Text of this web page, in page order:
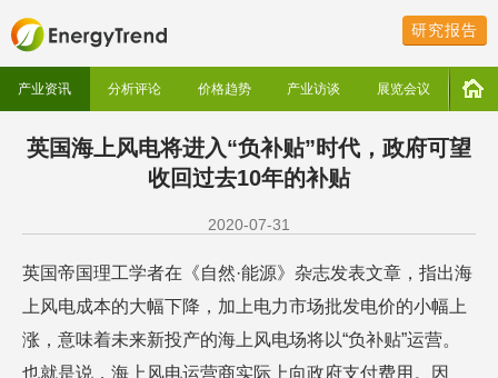
研究报告
产业资讯 分析评论 价格趋势 产业访谈 展览会议
英国海上风电将进入“负补贴”时代，政府可望
收回过去10年的补贴
2020-07-31
英国帝国理工学者在《自然·能源》杂志发表文章，指出海
上风电成本的大幅下降，加上电力市场批发电价的小幅上
涨，意味着未来新投产的海上风电场将以“负补贴”运营。
也就是说，海上风电运营商实际上向政府支付费用。因